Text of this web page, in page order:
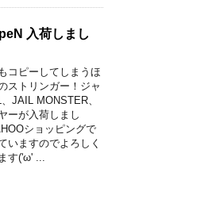
入荷しまし
コピーしてしまうほ
ストリンガー！ジャ
JAIL MONSTER、
ーが入荷しまし
ショッピングで
いますのでよろしく
す('ω' ...